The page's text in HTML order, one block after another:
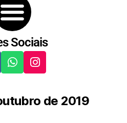
Sociais
de 2019